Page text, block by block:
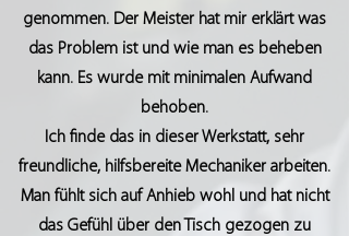
genommen. Der Meister hat mir erklärt was
das Problem ist und wie man es beheben
kann. Es wurde mit minimalen Aufwand
behoben.
Ich finde das in dieser Werkstatt, sehr
freundliche, hilfsbereite Mechaniker arbeiten.
Man fühlt sich auf Anhieb wohl und hat nicht
das Gefühl über den Tisch gezogen zu